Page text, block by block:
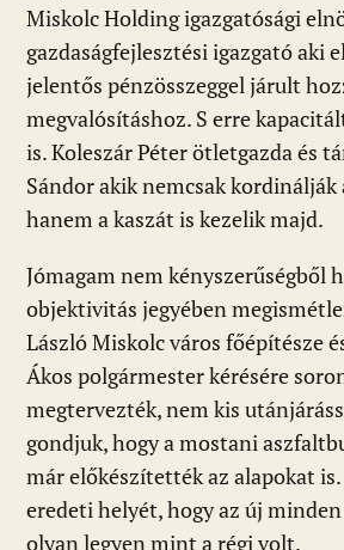
Miskolc Holding igazgatósági
gazdaságfejlesztési igazgató aki
jelentős pénzösszeggel járult
megvalósításhoz. S erre
is. Koleszár Péter ötletgazda és
Sándor akik nemcsak
hanem a kaszát is kezelik majd.
Jómagam nem kényszerűségből
objektivitás jegyében
László Miskolc város főépítésze
Ákos polgármester kérésére
megtervezték, nem kis
gondjuk, hogy a mostani
már előkészítették az alapokat
eredeti helyét, hogy az új
olyan legyen mint a régi volt.